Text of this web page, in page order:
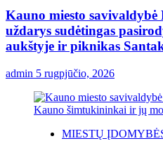
Kauno miesto savivaldybė
uždarys sudėtingas
aukštyje ir piknikas
admin 5 rugpjūčio, 2026
MIESTŲ